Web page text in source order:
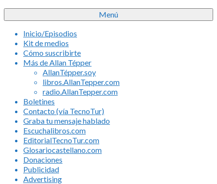
Menú
Inicio/Episodios
Kit de medios
Cómo suscribirte
Más de Allan Tépper
AllanTépper.soy
libros.AllanTepper.com
radio.AllanTepper.com
Boletines
Contacto (vía TecnoTur)
Graba tu mensaje hablado
Escuchalibros.com
EditorialTecnoTur.com
Glosariocastellano.com
Donaciones
Publicidad
Advertising